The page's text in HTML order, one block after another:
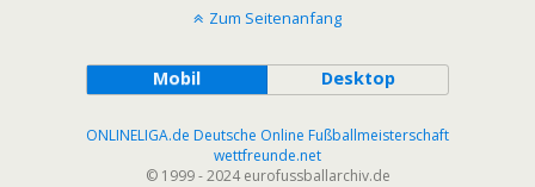
Zum Seitenanfang
Mobil Desktop
ONLINELIGA.de Deutsche Online Fußballmeisterschaft
wettfreunde.net
© 1999 - 2024 eurofussballarchiv.de